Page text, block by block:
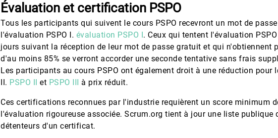
Évaluation et certification PSPO
Tous les participants qui suivent le cours PSPO recevront un mot de
l'évaluation PSPO I. évaluation PSPO I. Ceux qui tentent l'évaluation
jours suivant la réception de leur mot de passe gratuit et qui n'obtiennent
d'au moins 85% se verront accorder une seconde tentative sans frais
Les participants au cours PSPO ont également droit à une réduction pour
II. PSPO II et PSPO III à prix réduit.
Ces certifications reconnues par l'industrie requièrent un score minimum
l'évaluation rigoureuse associée. Scrum.org tient à jour une liste publique
détenteurs d'un certificat.